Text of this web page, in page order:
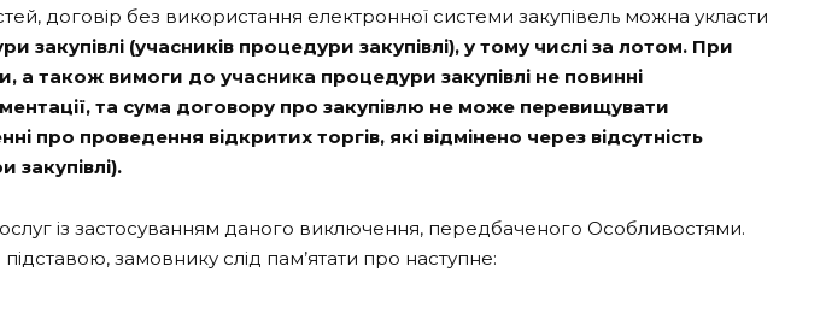
договір без використання електронної системи закупівель можна укласти
закупівлі (учасників процедури закупівлі), у тому числі за лотом. При
а також вимоги до учасника процедури закупівлі не повинні
та сума договору про закупівлю не може перевищувати
про проведення відкритих торгів, які відмінено через відсутність
закупівлі).
із застосуванням даного виключення, передбаченого Особливостями.
замовнику слід пам’ятати про наступне: